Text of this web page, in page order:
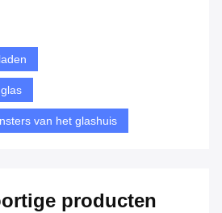
van het glashuis
producten